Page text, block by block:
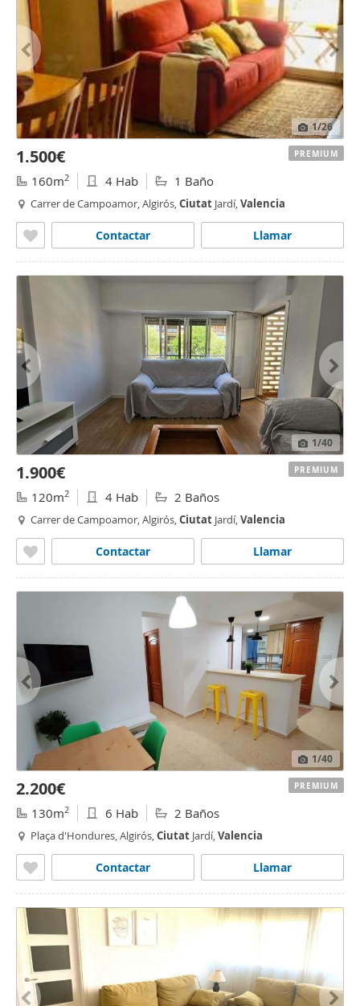
1/26
1.500€
160m2 4 Hab 1 Baño
Carrer de Campoamor, Algirós,Ciutat Jardí,Valencia
Llamar
Contactar
PREMIUM
1/40
1.900€
120m2 4 Hab 2 Baños
Carrer de Campoamor, Algirós,Ciutat Jardí,Valencia
Llamar
Contactar
PREMIUM
1/40
2.200€
130m2 6 Hab 2 Baños
Plaça d'Hondures, Algirós,Ciutat Jardí,Valencia
Llamar
Contactar
PREMIUM